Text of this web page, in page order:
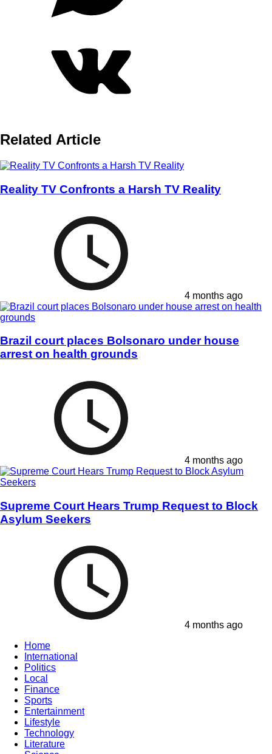
Related Article
Reality TV Confronts a Harsh TV Reality
4 months ago
Brazil court places Bolsonaro under house
arrest on health grounds
4 months ago
Supreme Court Hears Trump Request to Block
Asylum Seekers
4 months ago
Home
International
Politics
Local
Finance
Sports
Entertainment
Lifestyle
Technology
Literature